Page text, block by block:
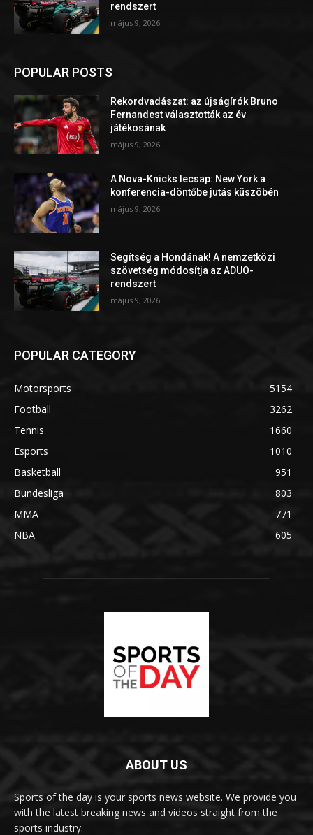
rendszert
május 9, 2026
POPULAR POSTS
Rekordvadászat: az újságírók Bruno
Fernandest választották az év
játékosának
május 9, 2026
A Nova-Knicks lecsap: New York a
konferencia-döntőbe jutás küszöbén
május 9, 2026
Segítség a Hondának! A nemzetközi
szövetség módosítja az ADUO-
rendszert
május 9, 2026
POPULAR CATEGORY
Motorsports
5154
Football
3262
Tennis
1660
Esports
1010
Basketball
951
Bundesliga
803
MMA
771
NBA
605
ABOUT US
Sports of the day is your sports news website. We provide you
with the latest breaking news and videos straight from the
sports industry.